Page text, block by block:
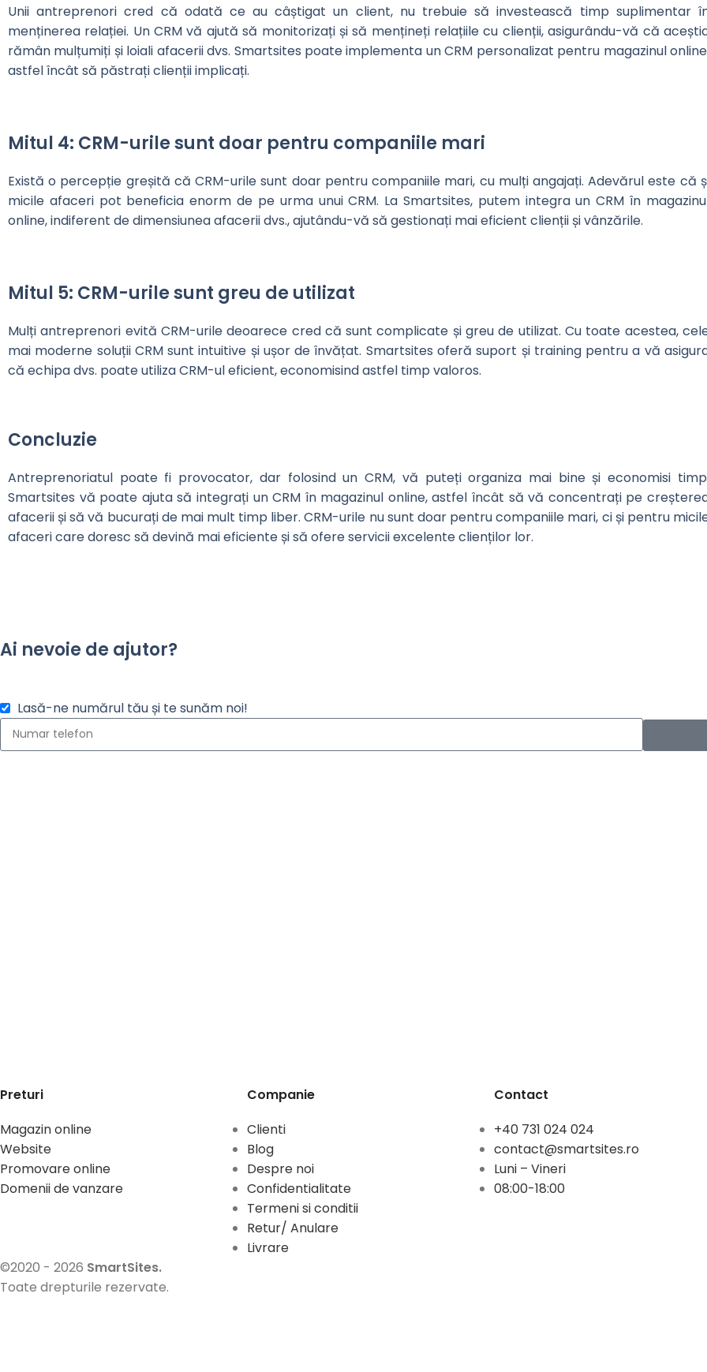
Unii antreprenori cred că odată ce au câștigat un client, nu trebuie să investească timp suplimentar
menținerea relației. Un CRM vă ajută să monitorizați și să mențineți relațiile cu clienții, asigurându-vă că
rămân mulțumiți și loiali afacerii dvs. Smartsites poate implementa un CRM personalizat pentru magazinul
astfel încât să păstrați clienții implicați.
Mitul 4: CRM-urile sunt doar pentru companiile mari
Există o percepție greșită că CRM-urile sunt doar pentru companiile mari, cu mulți angajați. Adevărul este că
micile afaceri pot beneficia enorm de pe urma unui CRM. La Smartsites, putem integra un CRM în
online, indiferent de dimensiunea afacerii dvs., ajutându-vă să gestionați mai eficient clienții și vânzările.
Mitul 5: CRM-urile sunt greu de utilizat
Mulți antreprenori evită CRM-urile deoarece cred că sunt complicate și greu de utilizat. Cu toate acestea,
mai moderne soluții CRM sunt intuitive și ușor de învățat. Smartsites oferă suport și training pentru a vă
că echipa dvs. poate utiliza CRM-ul eficient, economisind astfel timp valoros.
Concluzie
Antreprenoriatul poate fi provocator, dar folosind un CRM, vă puteți organiza mai bine și economisi
Smartsites vă poate ajuta să integrați un CRM în magazinul online, astfel încât să vă concentrați pe
afacerii și să vă bucurați de mai mult timp liber. CRM-urile nu sunt doar pentru companiile mari, ci și pentru
afaceri care doresc să devină mai eficiente și să ofere servicii excelente clienților lor.
Ai nevoie de ajutor?
Lasă-ne numărul tău și te sunăm noi!
Preturi
Magazin online
Website
Promovare online
Domenii de vanzare
Companie
Clienti
Blog
Despre noi
Confidentialitate
Termeni si conditii
Retur/ Anulare
Livrare
Contact
+40 731 024 024
contact@smartsites.ro
Luni – Vineri
08:00-18:00
©2020 - 2026 SmartSites.
Toate drepturile rezervate.